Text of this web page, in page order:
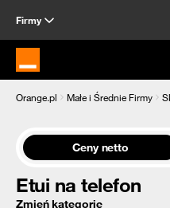
Firmy
Strona główna Orange.pl
Orange.pl Małe i Średnie Firmy
Ceny netto
Etui na telefon
Zmień kategorię